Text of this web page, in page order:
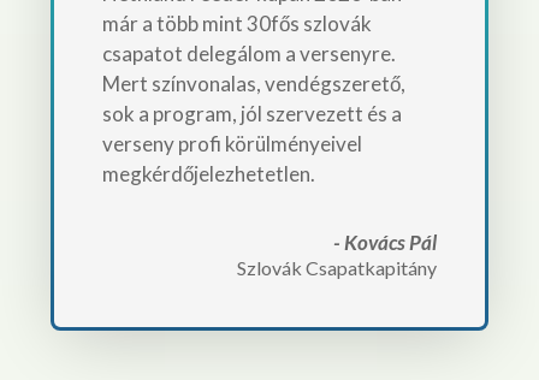
már a több mint 30fős szlovák
csapatot delegálom a versenyre.
Mert színvonalas, vendégszerető,
sok a program, jól szervezett és a
verseny profi körülményeivel
megkérdőjelezhetetlen.
- Kovács Pál
Szlovák Csapatkapitány